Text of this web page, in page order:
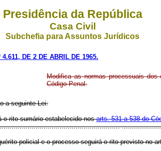
Presidência da República
Casa Civil
Subchefia para Assuntos Jurídicos
4.611, DE 2 DE ABRIL DE 1965.
Modifica as normas processuais dos
Código Penal.
a seguinte Lei:
o rito sumário estabelecido nosarts. 531 a 538 do
policial e o processo seguirá o rito previsto no